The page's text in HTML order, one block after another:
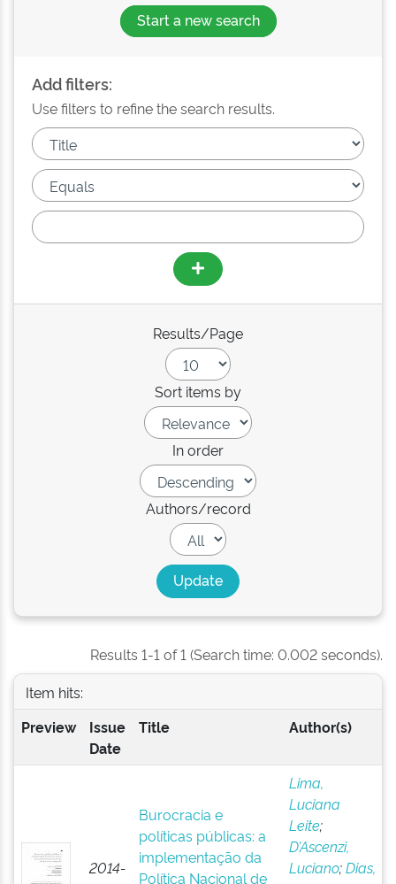
Start a new search
Add filters:
Use filters to refine the search results.
Results/Page
Sort items by
In order
Authors/record
Results 1-1 of 1 (Search time: 0.002 seconds).
Item hits:
Preview
Issue
Date
Title Author(s)
2014-
Burocracia e
políticas públicas: a
implementação da
Política Nacional de
Lima,
Luciana
Leite;
D’Ascenzi,
Luciano;Dias,